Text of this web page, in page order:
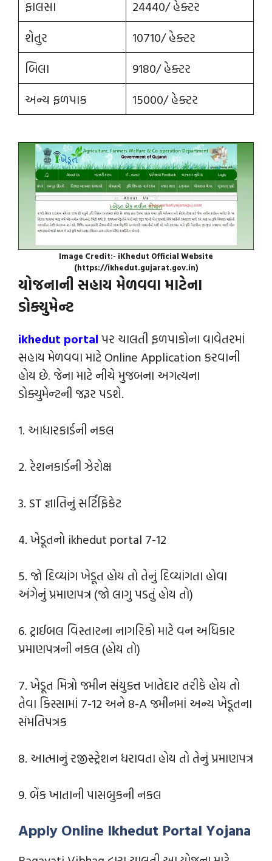
ફાલસા
24440/ હેક્ટર
શેતુર
10710/ હેક્ટર
બિલા
9180/ હેક્ટર
અન્ય ફળપાક
15000/ હેક્ટર
Image Credit:- iKhedut Official Website
(https://ikhedut.gujarat.gov.in)
યોજનાની સહાય મેળવવા માટેના
ડોક્યુમેન્‍ટ
ikhedut portal પર ચાલતી ફળપાકોના વાવેતરમાં
સહાય મેળવવા માટે Online Application કરવાની
હોય છે. જેના માટે નીચે મુજબના અગત્યના
ડોક્યુમેન્‍ટની જરૂર પડશે.
1. આધારકાર્ડની નકલ
2. રેશનકાર્ડની ઝેરોક્ષ
3. ST જ્ઞાતિનું સર્ટિફિકેટ
4. ખેડૂતનો ikhedut portal 7-12
5. જો દિવ્યાંગ ખેડૂત હોય તો તેનું દિવ્યાંગતા હોવા
અંગેનું પ્રમાણપત્ર (જો લાગુ પડતું હોય તો)
6. ટ્રાઈબલ વિસ્તારના નાગરિકો માટે વન અધિકાર
પ્રમાણપત્રની નકલ (હોય તો)
7. ખેડૂત મિત્રો જમીન સંયુક્ત ખાતેદાર તરીકે હોય તો
તેવા કિસ્સામાં 7-12 અને 8-A જમીનમાં અન્ય ખેડૂતના
સંમતિપત્રક
8. આત્માનું રજીસ્ટ્રેશન ધરાવતા હોય તો તેનું પ્રમાણપત્ર
9. બેંક ખાતાની પાસબુકની નકલ
Apply Online Ikhedut Portal Yojana